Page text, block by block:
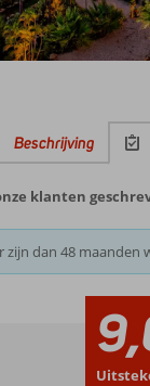
Beschrijving
klanten
zijn dan 48